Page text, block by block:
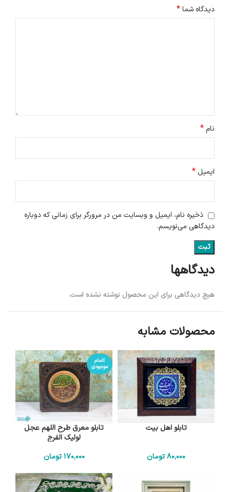
دیدگاهها
هیچ دیدگاهی برای این محصول نوشته نشده است.
دیدگاه شما*
نام*
ایمیل*
ذخیره نام، ایمیل و وبسایت من در مرورگر برای زمانی که دوباره
دیدگاهی می‌نویسم.
محصولات مشابه
تابلو اهل بیت
80٬000تومان
اتمام
موجودی
تابلو معرق طرح اللهم عجل
لولیک الفرج
170٬000 تومان